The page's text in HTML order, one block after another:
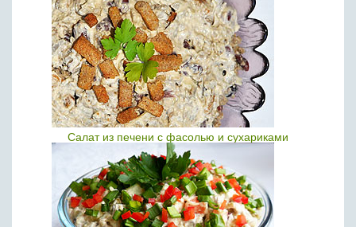
Салат из печени с фасолью и сухариками